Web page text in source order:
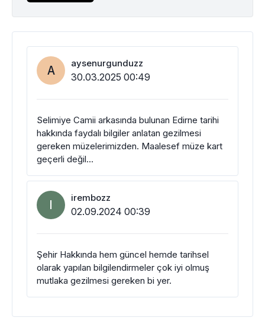
A aysenurgunduzz
30.03.2025 00:49
Selimiye Camii arkasında bulunan Edirne tarihi
hakkında faydalı bilgiler anlatan gezilmesi
gereken müzelerimizden. Maalesef müze kart
geçerli değil…
I irembozz
02.09.2024 00:39
Şehir Hakkında hem güncel hemde tarihsel
olarak yapılan bilgilendirmeler çok iyi olmuş
mutlaka gezilmesi gereken bi yer.